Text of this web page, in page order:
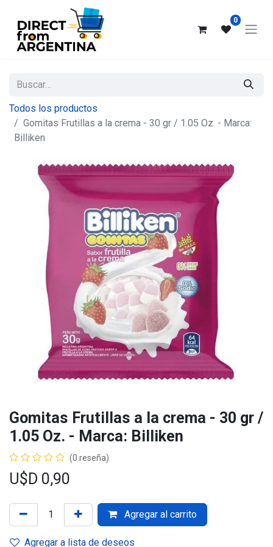
0
Todos los productos
Gomitas Frutillas a la crema - 30 gr / 1.05 Oz. - Marca:
Billiken
Gomitas Frutillas a la crema - 30 gr /
1.05 Oz. - Marca: Billiken
(0 reseña)
U$D 0,90
Agregar al carrito
Agregar a lista de deseos